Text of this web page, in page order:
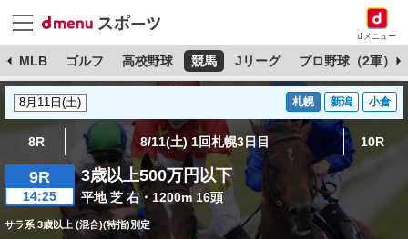
dメニュー
MLB ゴルフ 高校野球 競馬 Jリーグ プロ野球（2軍）
札幌 新潟 小倉
8R 8/11(土) 1回札幌3日目 10R
9R
14:25
3歳以上500万円以下
平地 芝 右・1200m 16頭
サラ系 3歳以上 (混合)(特指)別定